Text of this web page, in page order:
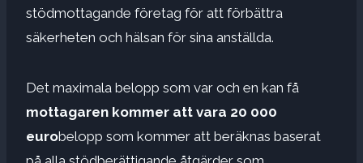
stödmottagande företag för att förbättra
säkerheten och hälsan för sina anställda.
Det maximala belopp som var och en kan få
mottagaren kommer att vara 20 000
eurobelopp som kommer att beräknas baserat